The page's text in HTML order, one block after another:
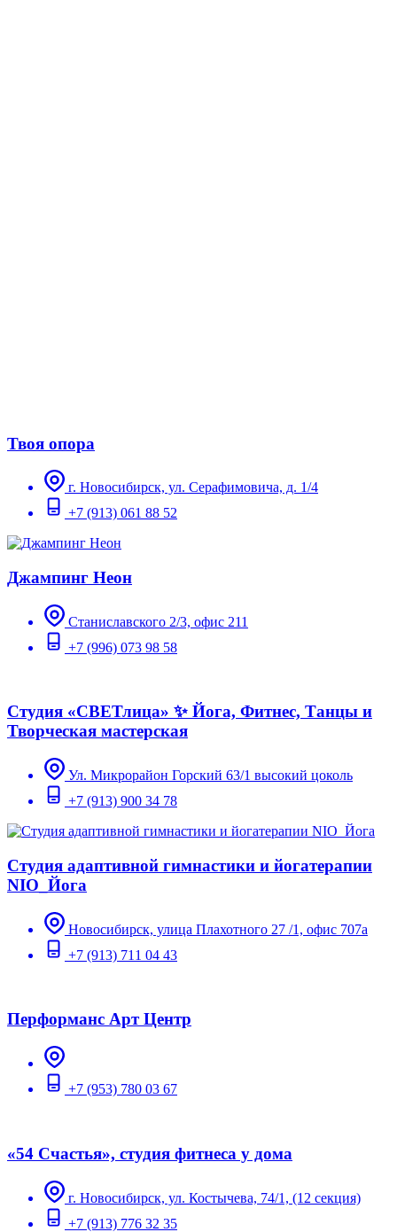
Твоя опора
г. Новосибирск, ул. Серафимовича, д. 1/4
+7 (913) 061 88 52
Джампинг Неон
Станиславского 2/3, офис 211
+7 (996) 073 98 58
Студия «СВЕТлица» ✨ Йога, Фитнес, Танцы и
Творческая мастерская
Ул. Микрорайон Горский 63/1 высокий цоколь
+7 (913) 900 34 78
Студия адаптивной гимнастики и йогатерапии
NIO_Йога
Новосибирск, улица Плахотного 27 /1, офис 707а
+7 (913) 711 04 43
Перформанс Арт Центр
+7 (953) 780 03 67
«54 Счастья», студия фитнеса у дома
г. Новосибирск, ул. Костычева, 74/1, (12 секция)
+7 (913) 776 32 35